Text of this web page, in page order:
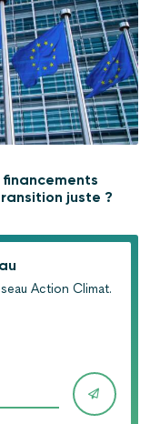
juste ?
Action Climat.